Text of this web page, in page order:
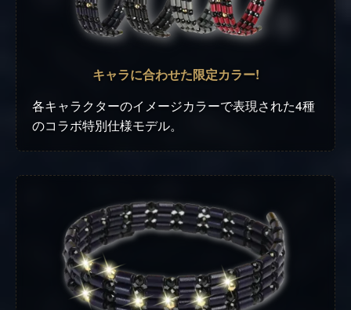
キャラに合わせた限定カラー!
各キャラクターのイメージカラーで表現された4種
のコラボ特別仕様モデル。